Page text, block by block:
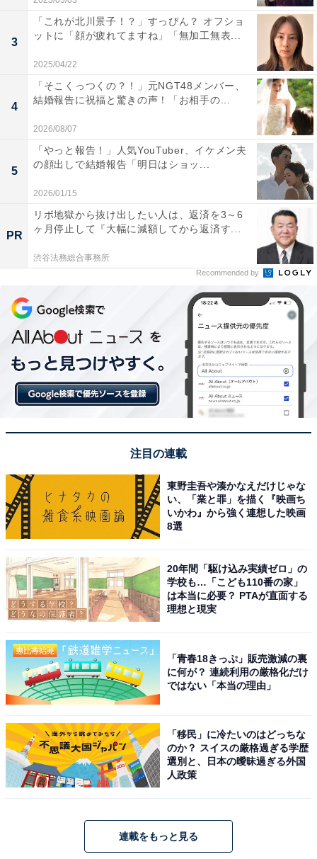
3
「これが北川景子！？」すっぴん？ オフショ
ットに「顔が疲れてますね」「無加工無表...
2025/04/22
4
「そこくっつくの？！」元NGT48メンバー、
結婚報告に祝福と驚きの声！「お相手の...
2026/08/07
5
「やっと報告！」人気YouTuber、イケメン夫
の顔出しで結婚報告「明日はショッ...
2026/01/15
PR
リボ地獄から抜け出したい人は、返済を3～6
ヶ月停止して『大幅に減額してから返済す...
渋谷法務総合事務所
Recommended by
注目の連載
東野圭吾や湊かなえだけじゃな
い、「業と罪」を描く『映画ち
いかわ』から強く連想した映画
8選
20年間「駆け込み実績ゼロ」の
学校も…「こども110番の家」
は本当に必要？ PTAが直面する
理想と現実
「青春18きっぷ」販売激減の裏
に何が？ 連続利用の厳格化だけ
ではない「本当の理由」
「移民」に冷たいのはどっちな
のか？ スイスの厳格過ぎる学歴
選別と、日本の曖昧過ぎる外国
人政策
連載をもっと見る